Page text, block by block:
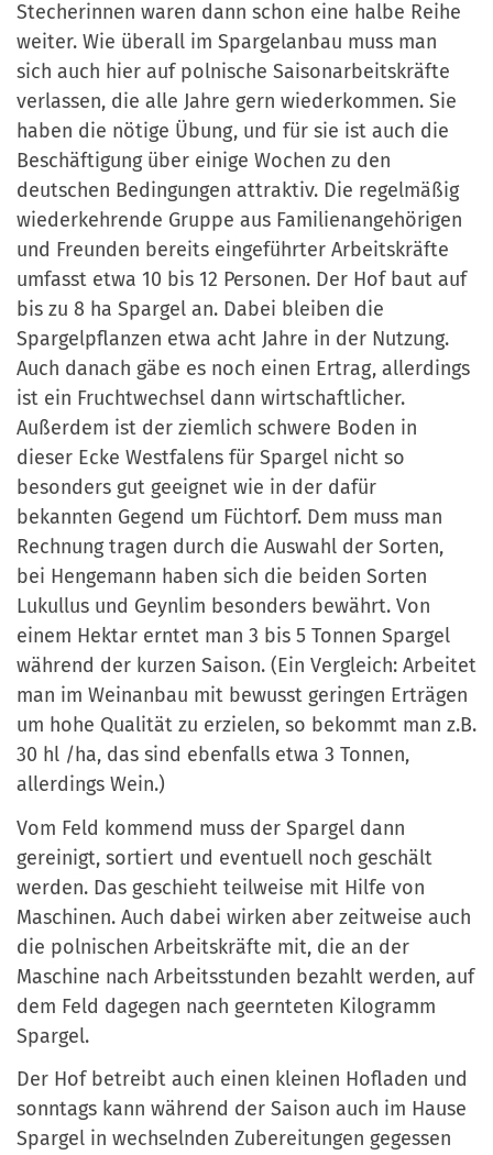
Stecherinnen waren dann schon eine halbe Reihe
weiter. Wie überall im Spargelanbau muss man
sich auch hier auf polnische Saisonarbeitskräfte
verlassen, die alle Jahre gern wiederkommen. Sie
haben die nötige Übung, und für sie ist auch die
Beschäftigung über einige Wochen zu den
deutschen Bedingungen attraktiv. Die regelmäßig
wiederkehrende Gruppe aus Familienangehörigen
und Freunden bereits eingeführter Arbeitskräfte
umfasst etwa 10 bis 12 Personen. Der Hof baut auf
bis zu 8 ha Spargel an. Dabei bleiben die
Spargelpflanzen etwa acht Jahre in der Nutzung.
Auch danach gäbe es noch einen Ertrag, allerdings
ist ein Fruchtwechsel dann wirtschaftlicher.
Außerdem ist der ziemlich schwere Boden in
dieser Ecke Westfalens für Spargel nicht so
besonders gut geeignet wie in der dafür
bekannten Gegend um Füchtorf. Dem muss man
Rechnung tragen durch die Auswahl der Sorten,
bei Hengemann haben sich die beiden Sorten
Lukullus und Geynlim besonders bewährt. Von
einem Hektar erntet man 3 bis 5 Tonnen Spargel
während der kurzen Saison. (Ein Vergleich: Arbeitet
man im Weinanbau mit bewusst geringen Erträgen
um hohe Qualität zu erzielen, so bekommt man z.B.
30 hl /ha, das sind ebenfalls etwa 3 Tonnen,
allerdings Wein.)
Vom Feld kommend muss der Spargel dann
gereinigt, sortiert und eventuell noch geschält
werden. Das geschieht teilweise mit Hilfe von
Maschinen. Auch dabei wirken aber zeitweise auch
die polnischen Arbeitskräfte mit, die an der
Maschine nach Arbeitsstunden bezahlt werden, auf
dem Feld dagegen nach geernteten Kilogramm
Spargel.
Der Hof betreibt auch einen kleinen Hofladen und
sonntags kann während der Saison auch im Hause
Spargel in wechselnden Zubereitungen gegessen